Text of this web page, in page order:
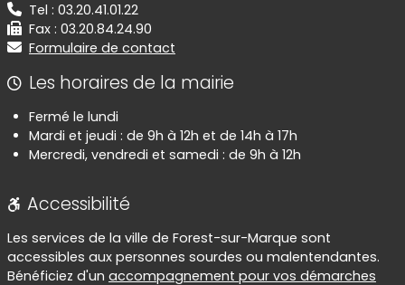
Tel : 03.20.41.01.22
Fax : 03.20.84.24.90
Formulaire de contact
Les horaires de la mairie
Fermé le lundi
Mardi et jeudi : de 9h à 12h et de 14h à 17h
Mercredi, vendredi et samedi : de 9h à 12h
Accessibilité
Les services de la ville de Forest-sur-Marque sont
accessibles aux personnes sourdes ou malentendantes.
Bénéficiez d'un accompagnement pour vos démarches